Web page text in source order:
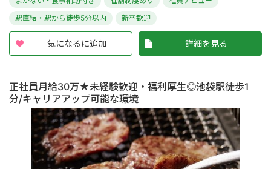
駅直結・駅から徒歩5分以内
新卒歓迎
気になるに追加 詳細を見る
正社員月給30万★未経験歓迎・福利厚生◎池袋駅徒歩1
分/キャリアアップ可能な環境